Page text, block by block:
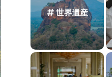
世界遺産